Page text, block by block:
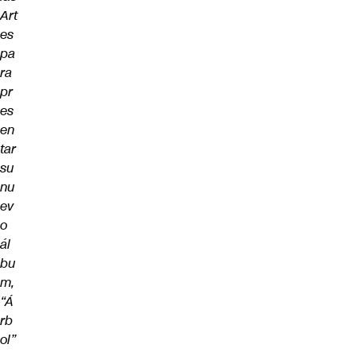
Art
es
pa
ra
pr
es
en
tar
su
nu
ev
o
ál
bu
m,
“Á
rb
ol”